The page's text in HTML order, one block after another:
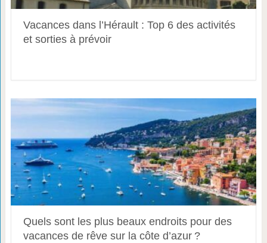
Vacances dans l’Hérault : Top 6 des activités
et sorties à prévoir
Quels sont les plus beaux endroits pour des
vacances de rêve sur la côte d’azur ?